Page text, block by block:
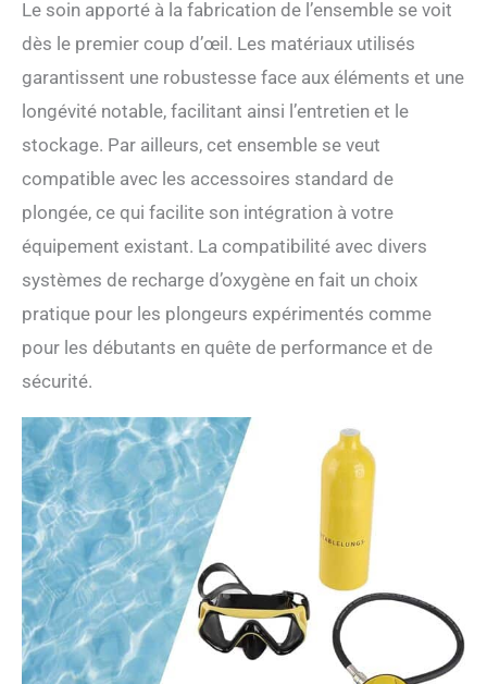
silicone plus stable,
toxique,
Le soin apporté à la fabrication de l’ensemble se voit
dès le premier coup d’œil. Les matériaux utilisés
garantissent une robustesse face aux éléments et une
longévité notable, facilitant ainsi l’entretien et le
stockage. Par ailleurs, cet ensemble se veut
compatible avec les accessoires standard de
plongée, ce qui facilite son intégration à votre
équipement existant. La compatibilité avec divers
systèmes de recharge d’oxygène en fait un choix
pratique pour les plongeurs expérimentés comme
pour les débutants en quête de performance et de
sécurité.